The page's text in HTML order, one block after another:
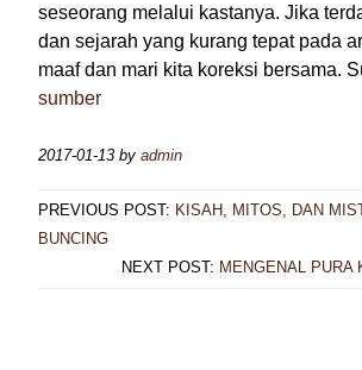
seseorang melalui kastanya. Jika
dan sejarah yang kurang tepat pada
maaf dan mari kita koreksi bersama.
sumber
2017-01-13 by admin
PREVIOUS POST: KISAH, MITOS, DAN
BUNCING
NEXT POST: MENGENAL PURA